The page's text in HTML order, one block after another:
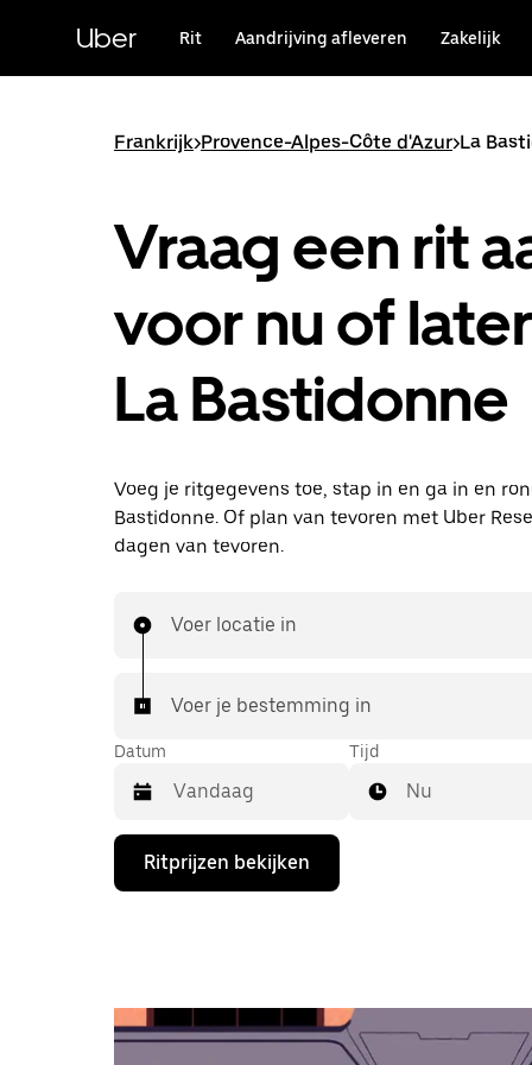
hoofdinhoudUber Rit Aandrijving afleveren Zakelijk
Frankrijk>Provence-Alpes-Côte d'Azur>La
Vraag een rit
voor nu of
La Bastidonne
Voeg je ritgegevens toe, stap in en ga in en
Bastidonne. Of plan van tevoren met Uber
dagen van tevoren.
Voer locatie in
Voer je bestemming in
Datum
Druk
de
te
openen
Tijd
Nu
Ritprijzen bekijken